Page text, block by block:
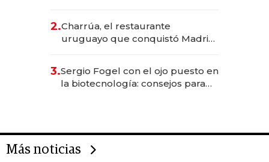
millones
2.Charrúa, el restaurante
uruguayo que conquistó Madrid:
anticipación y prepara apertura
3.Sergio Fogel con el ojo puesto en
la biotecnología: consejos para
Más noticias